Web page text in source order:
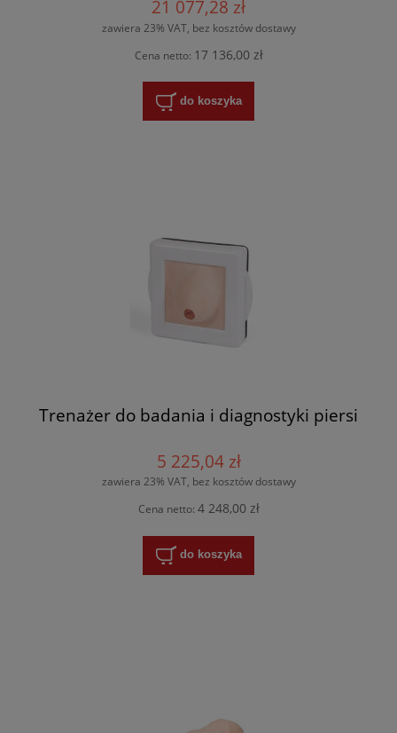
21 077,28 zł
zawiera 23% VAT, bez kosztów dostawy
Cena netto: 17 136,00 zł
do koszyka
Trenażer do badania i diagnostyki piersi
5 225,04 zł
zawiera 23% VAT, bez kosztów dostawy
Cena netto: 4 248,00 zł
do koszyka